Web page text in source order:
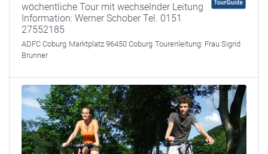
wöchentliche Tour mit wechselnder Leitung
Information: Werner Schober Tel. 0151
27552185
ADFC Coburg Marktplatz 96450 Coburg Tourenleitung: Frau Sigrid
Brunner